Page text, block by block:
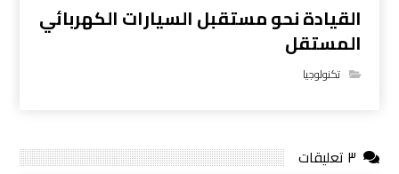
القيادة نحو مستقبل السيارات الكهربائي
المستقل
تكنولوجيا
٣ تعليقات